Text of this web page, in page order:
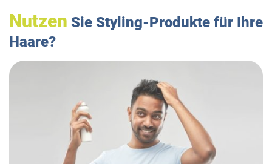
Nutzen Sie Styling-Produkte für Ihre
Haare?